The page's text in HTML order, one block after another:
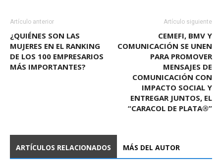
Artículo anterior
¿QUIÉNES SON LAS
MUJERES EN EL RANKING
DE LOS 100 EMPRESARIOS
MÁS IMPORTANTES?
Artículo siguiente
CEMEFI, BMV Y
COMUNICACIÓN SE UNEN
PARA PROMOVER
MENSAJES DE
COMUNICACIÓN CON
IMPACTO SOCIAL Y
ENTREGAR JUNTOS, EL
“CARACOL DE PLATA®”
ARTÍCULOS RELACIONADOS MÁS DEL AUTOR